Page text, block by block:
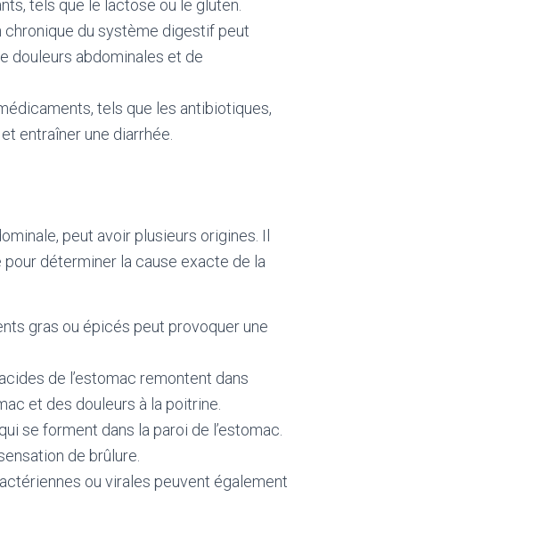
tels que le lactose ou le gluten.
chronique du système digestif peut
douleurs abdominales et de
tels que les antibiotiques,
entraîner une diarrhée.
peut avoir plusieurs origines. Il
déterminer la cause exacte de la
gras ou épicés peut provoquer une
de l’estomac remontent dans
et des douleurs à la poitrine.
se forment dans la paroi de l’estomac.
de brûlure.
ou virales peuvent également